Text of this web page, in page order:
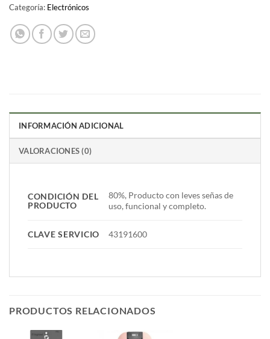
Categoría: Electrónicos
INFORMACIÓN ADICIONAL
VALORACIONES (0)
CONDICIÓN DEL
PRODUCTO
80%, Producto con leves señas de
uso, funcional y completo.
CLAVE SERVICIO 43191600
PRODUCTOS RELACIONADOS